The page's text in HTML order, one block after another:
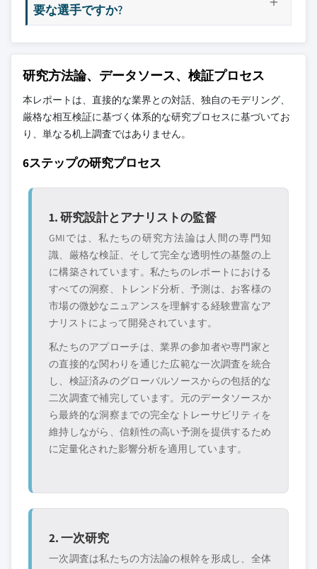
8.5.1 ブラジル
8.6 中東・アフリカ
8.6.2 サウジアラビア
8.6.3 アラブ首長国連邦
ルセクションは戦略的に重要なプレイヤーに
焦点を当てており、市場規模の範囲を定義す
るものではありません。
グローバルトップ
層に属さない地
域・国内限定のリ
ーダー企業
市場アクセスを支
配する販売代理店
やチャネルパート
ナー
新興の破壊的企
業、スタートアッ
プ、または隣接業
たニッチプレイヤ
無料カスタマイズ - レポート価値の最大
20%
特定のデータが必要ですか？カスタマイ
ズをリクエストして、正確な要件に合わ
せた洞察を入手してください。
要な選手ですか?
研究方法論、データソース、検証プロセス
本レポートは、直接的な業界との対話、独自のモデリング、
厳格な相互検証に基づく体系的な研究プロセスに基づいてお
り、単なる机上調査ではありません。
6ステップの研究プロセス
1. 研究設計とアナリストの監督
GMIでは、私たちの研究方法論は人間の専門知
識、厳格な検証、そして完全な透明性の基盤の上
に構築されています。私たちのレポートにおける
すべての洞察、トレンド分析、予測は、お客様の
市場の微妙なニュアンスを理解する経験豊富なア
ナリストによって開発されています。
私たちのアプローチは、業界の参加者や専門家と
の直接的な関わりを通じた広範な一次調査を統合
し、検証済みのグローバルソースからの包括的な
二次調査で補完しています。元のデータソースか
ら最終的な洞察までの完全なトレーサビリティを
維持しながら、信頼性の高い予測を提供するため
に定量化された影響分析を適用しています。
2. 一次研究
一次調査は私たちの方法論の根幹を形成し、全体